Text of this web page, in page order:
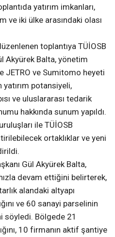
yatırım imkanları,
ve iki ülke arasındaki olası
toplantıya TÜİOSB
Akyürek Balta, yönetim
JETRO ve Sumitomo heyeti
yatırım potansiyeli,
ve uluslararası tedarik
hakkında sunum yapıldı.
ile TÜİOSB
ortaklıklar ve yeni
Gül Akyürek Balta,
devam ettiğini belirterek,
alandaki altyapı
ve 60 sanayi parselinin
söyledi. Bölgede 21
10 firmanın aktif şantiye